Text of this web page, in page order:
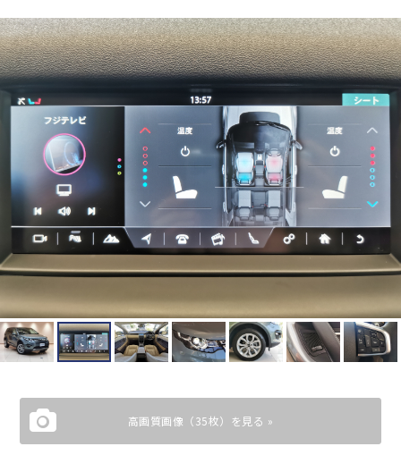
高画質画像（35枚）を見る »